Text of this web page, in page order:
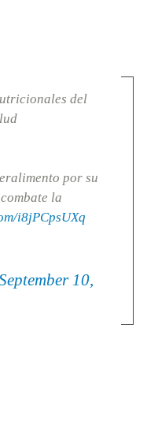
del
por su
la
i8jPCpsUXq
10,